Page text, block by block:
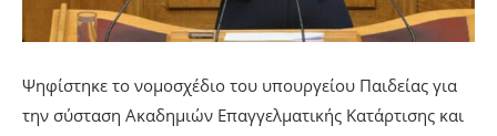
Ψηφίστηκε το νομοσχέδιο του υπουργείου Παιδείας για
την σύσταση Ακαδημιών Επαγγελματικής Κατάρτισης και